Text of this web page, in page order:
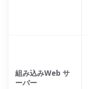
組み込みWeb サ
ーバー